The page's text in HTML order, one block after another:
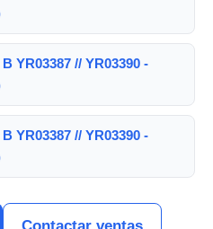
YR03387 // YR03390 -
YR03387 // YR03390 -